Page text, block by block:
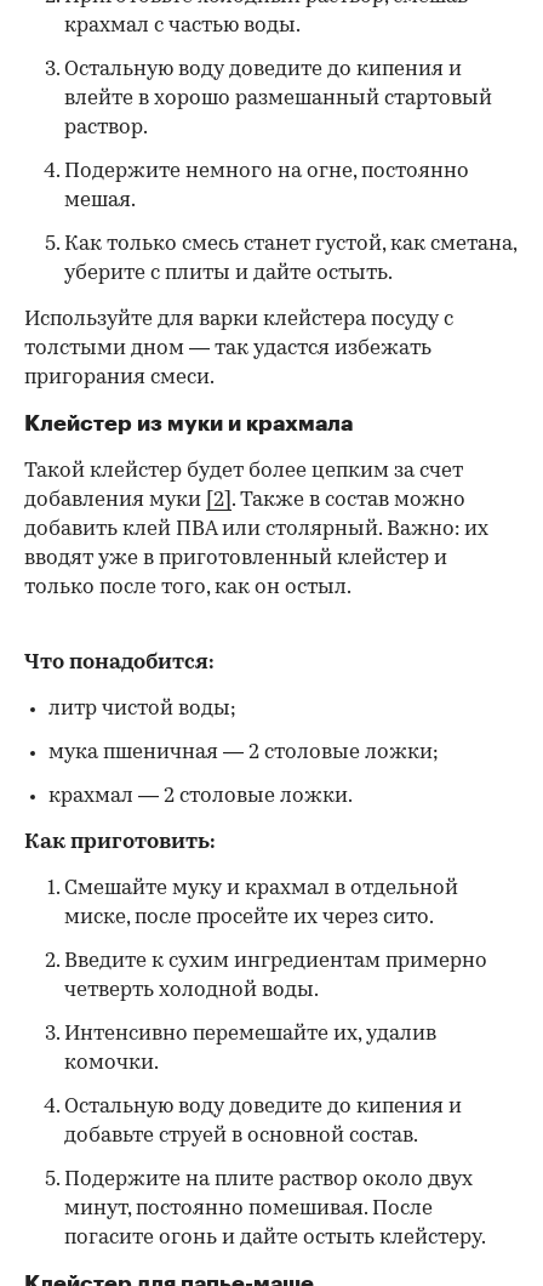
крахмал с частью воды.
Остальную воду доведите до кипения и
влейте в хорошо размешанный стартовый
раствор.
Подержите немного на огне, постоянно
мешая.
Как только смесь станет густой, как сметана,
уберите с плиты и дайте остыть.
Используйте для варки клейстера посуду с
толстыми дном — так удастся избежать
пригорания смеси.
Клейстер из муки и крахмала
Такой клейстер будет более цепким за счет
добавления муки [2] . Также в состав можно
добавить клей ПВА или столярный. Важно: их
вводят уже в приготовленный клейстер и
только после того, как он остыл.
Что понадобится:
литр чистой воды;
мука пшеничная — 2 столовые ложки;
крахмал — 2 столовые ложки.
Как приготовить:
Смешайте муку и крахмал в отдельной
миске, после просейте их через сито.
Введите к сухим ингредиентам примерно
четверть холодной воды.
Интенсивно перемешайте их, удалив
комочки.
Остальную воду доведите до кипения и
добавьте струей в основной состав.
Подержите на плите раствор около двух
минут, постоянно помешивая. После
погасите огонь и дайте остыть клейстеру.